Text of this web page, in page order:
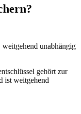
unabhängig
gehört zur
ist weitgehend